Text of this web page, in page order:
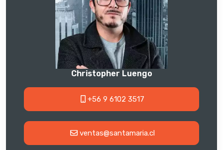
Christopher Luengo
+56 9 6102 3517
ventas@santamaria.cl